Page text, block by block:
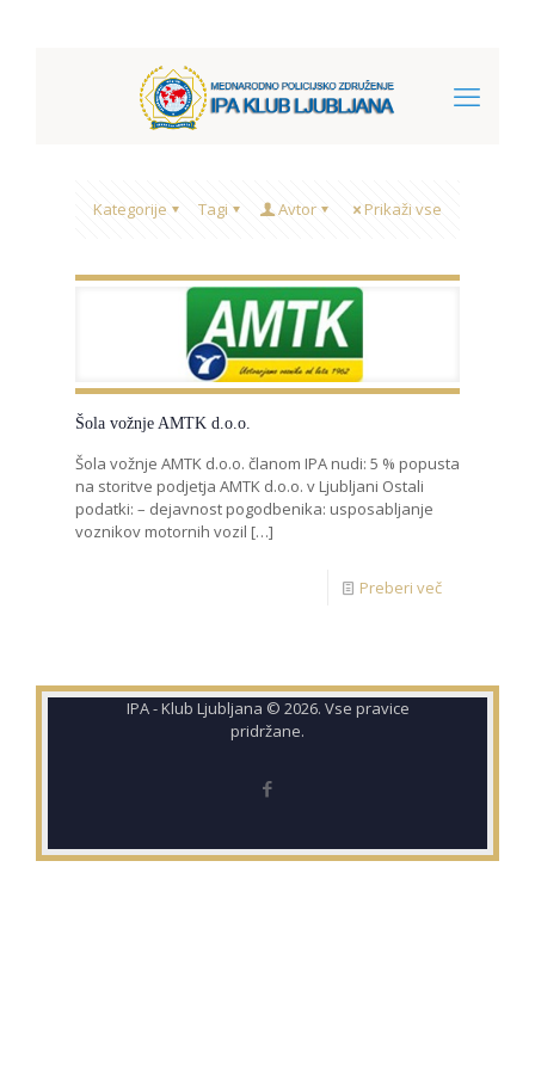
Kategorije Tagi Avtor Prikaži vse
Šola vožnje AMTK d.o.o.
Šola vožnje AMTK d.o.o. članom IPA nudi: 5 % popusta
na storitve podjetja AMTK d.o.o. v Ljubljani Ostali
podatki: – dejavnost pogodbenika: usposabljanje
voznikov motornih vozil […]
Preberi več
IPA - Klub Ljubljana © 2026. Vse pravice
pridržane.